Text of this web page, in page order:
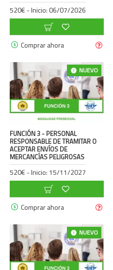
520€ - Inicio: 06/07/2026
Comprar ahora
NUEVO
FUNCIÓN 3 - PERSONAL
RESPONSABLE DE TRAMITAR O
ACEPTAR ENVÍOS DE
MERCANCÍAS PELIGROSAS
520€ - Inicio: 15/11/2027
Comprar ahora
NUEVO